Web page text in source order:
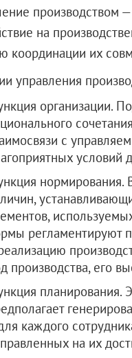
производством
на
координации их
управления
организации.
с
условий
нормирования.
регламентируют
производства, его
планирования.
каждого
на их